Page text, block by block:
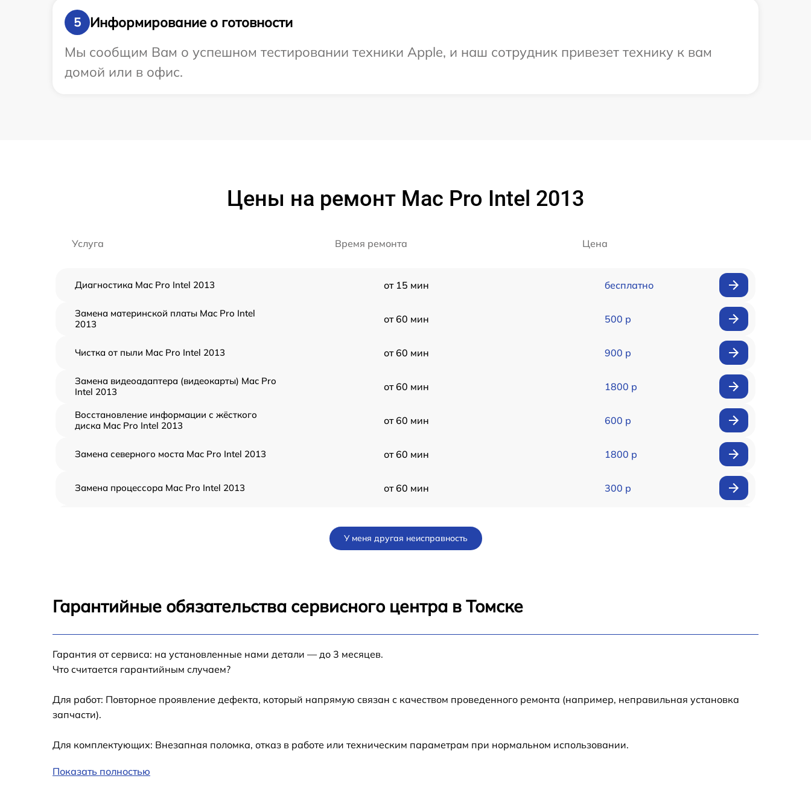
5
Информирование о готовности
Мы сообщим Вам о успешном тестировании техники Apple, и наш сотрудник привезет технику к вам
домой или в офис.
Цены на ремонт Mac Pro Intel 2013
Услуга Время ремонта Цена
Диагностика Mac Pro Intel 2013 от 15 мин бесплатно
Замена материнской платы Mac Pro Intel
2013
от 60 мин 500 р
Чистка от пыли Mac Pro Intel 2013 от 60 мин 900 р
Замена видеоадаптера (видеокарты) Mac Pro
Intel 2013
от 60 мин 1800 р
Восстановление информации с жёсткого
диска Mac Pro Intel 2013
от 60 мин 600 р
Замена северного моста Mac Pro Intel 2013 от 60 мин 1800 р
Замена процессора Mac Pro Intel 2013 от 60 мин 300 р
Замена звуковой платы Mac Pro Intel 2013
У меня другая неисправность
Гарантийные обязательства сервисного центра в Томске
Гарантия от сервиса: на установленные нами детали — до 3 месяцев.
Что считается гарантийным случаем?
Для работ: Повторное проявление дефекта, который напрямую связан с качеством проведенного ремонта (например, неправильная установка
запчасти).
Для комплектующих: Внезапная поломка, отказ в работе или техническим параметрам при нормальном использовании.
Показать полностью